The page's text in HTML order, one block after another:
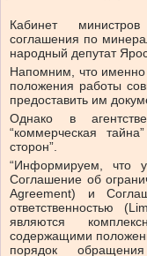
Кабинет
соглашения по
народный депутат
Напомним, что именно
положения работы
предоставить им
Однако в
“коммерческая
сторон”.
“Информируем, что
Соглашение об
Agreement) и
ответственностью
являются
содержащими
порядок